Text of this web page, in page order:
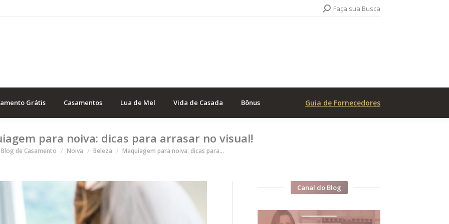
Search:Faça sua Busca
Grátis Casamentos Lua de Mel Vida de Casada Bônus Guia de Fornecedores
para noiva: dicas para arrasar no visual!
Você está aqui
Blog de Casamento Noiva Beleza Maquiagem para noiva: dicas para…
Canal do Blog